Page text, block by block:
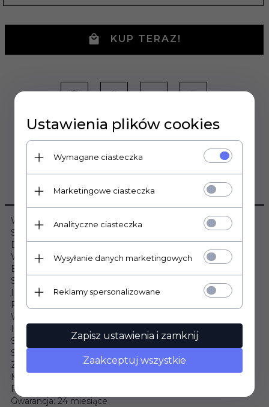
KUP TERAZ!
OPIS PRODUKTU
Wymiary:
Szerokość: 140cm
Długość: 200cm
Wysokość: 18cm
Budowa materaca:
Sprężyny typu POCKET: Tak
Ilość sprężyn: 262szt/m²
Pianka T25 (2x2cm): Tak
Warstwa owaty: Tak
Informacje dodatkowe:
Stopień twardości: Średnio twardy
Strefy twardości: 7
Zdejmowany pokrowiec: Tak
Materac hipoalergiczny: Tak
Produkt wyprodukowany w Polsce: Tak
Gwarancja: 24 miesiące
Ustawienia plików cookies
Wymagane ciasteczka
Marketingowe ciasteczka
Analityczne ciasteczka
Wysyłanie danych marketingowych
Reklamy spersonalizowane
Zapisz ustawienia i zamknij
Zaakceptuj wszystkie